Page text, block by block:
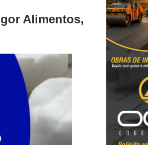
Alimentos,